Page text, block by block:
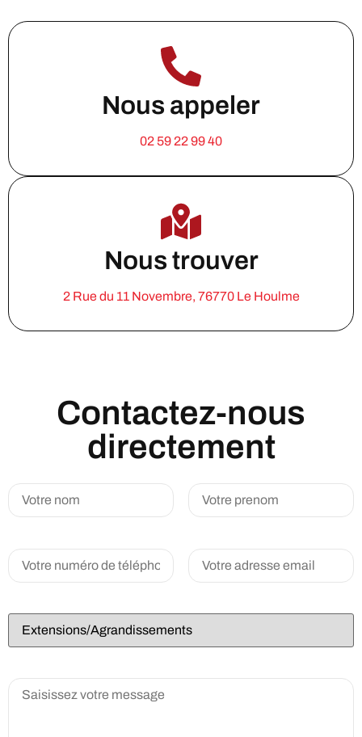
Nous appeler
02 59 22 99 40
Nous trouver
2 Rue du 11 Novembre, 76770 Le Houlme
Contactez-nous
directement